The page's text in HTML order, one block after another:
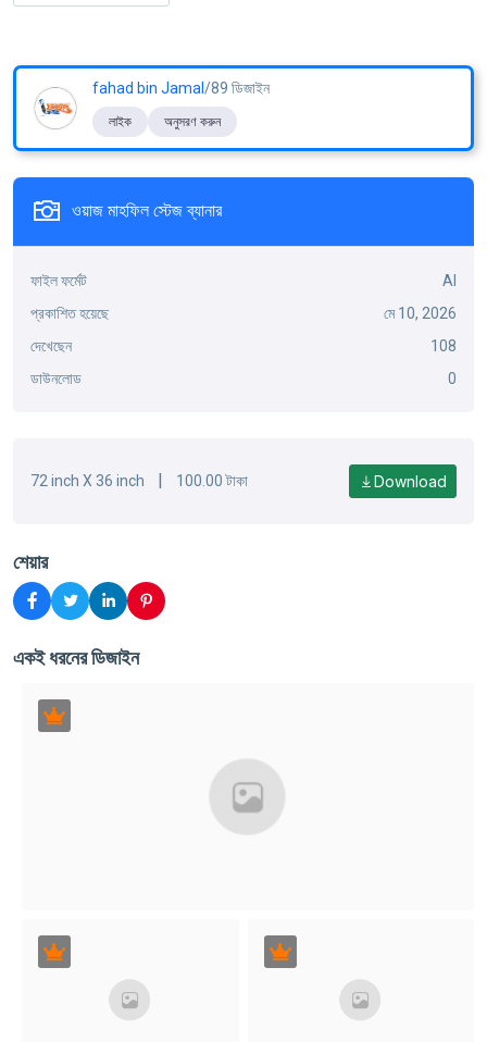
fahad bin Jamal /89 ডিজাইন
লাইক অনুসরণ করুন
ওয়াজ মাহফিল স্টেজ ব্যানার
ফাইল ফর্মেট
AI
প্রকাশিত হয়েছে
মে 10, 2026
দেখেছেন
108
ডাউনলোড
0
72 inch X 36 inch 100.00 টাকা Download
শেয়ার
একই ধরনের ডিজাইন